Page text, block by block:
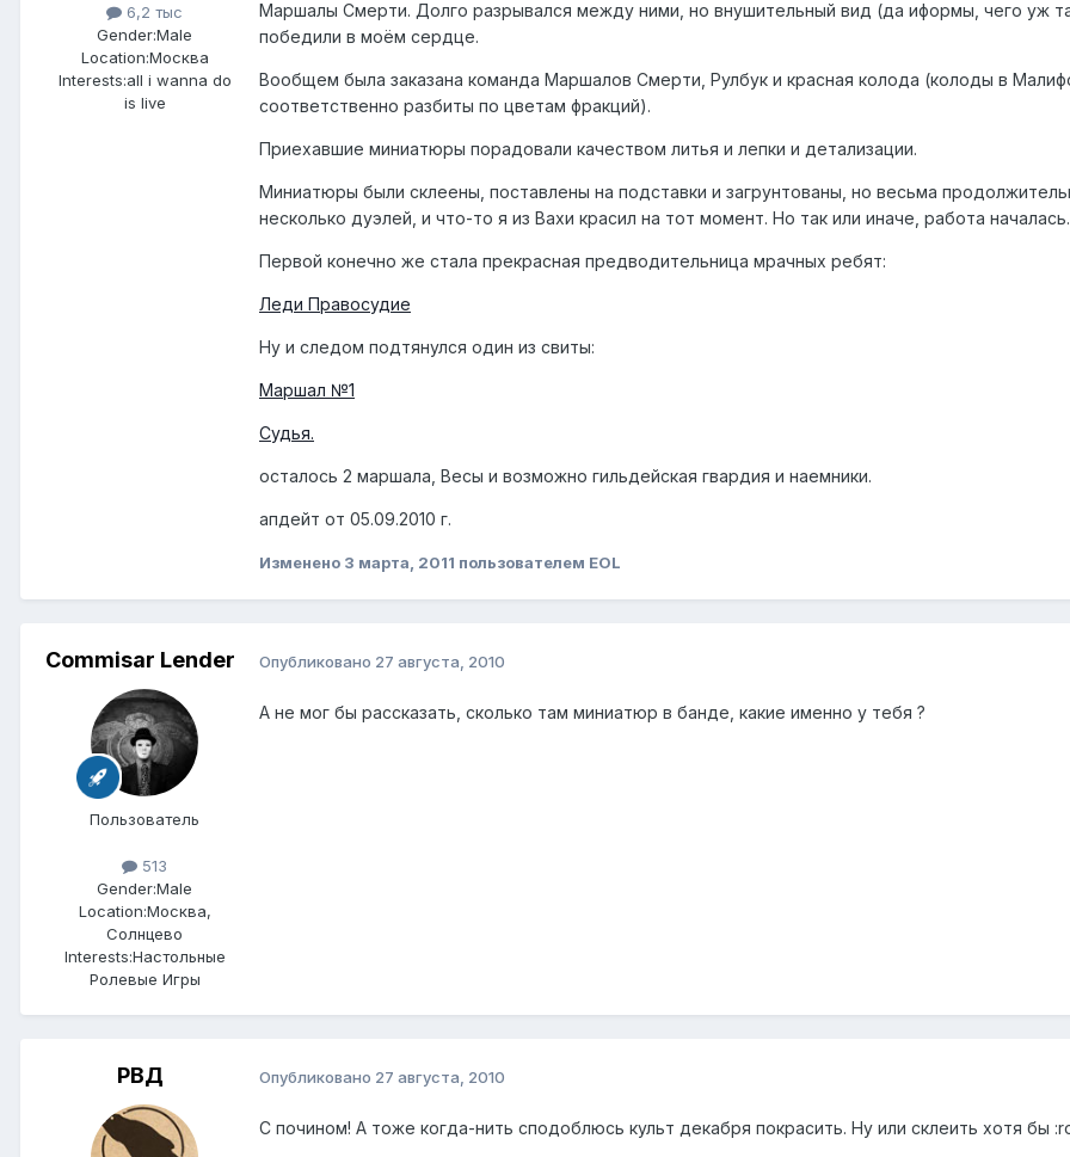
6,2 тыс
Gender:Male
Location:Москва
Interests:all i wanna do
is live
Маршалы Смерти. Долго разрывался между ними, но внушительный вид (да иформы, чего уж
победили в моём сердце.
Вообщем была заказана команда Маршалов Смерти, Рулбук и красная колода (колоды в
соответственно разбиты по цветам фракций).
Приехавшие миниатюры порадовали качеством литья и лепки и детализации.
Миниатюры были склеены, поставлены на подставки и загрунтованы, но весьма
несколько дуэлей, и что-то я из Вахи красил на тот момент. Но так или иначе, работа началась.
Первой конечно же стала прекрасная предводительница мрачных ребят:
Леди Правосудие
Ну и следом подтянулся один из свиты:
Маршал №1
Судья.
осталось 2 маршала, Весы и возможно гильдейская гвардия и наемники.
апдейт от 05.09.2010 г.
Изменено 3 марта, 2011 пользователем EOL
Commisar Lender
Пользователь
513
Gender:Male
Location:Москва,
Солнцево
Interests:Настольные
Ролевые Игры
Опубликовано 27 августа, 2010
А не мог бы рассказать, сколько там миниатюр в банде, какие именно у тебя ?
РВД Опубликовано 27 августа, 2010
С почином! А тоже когда-нить сподоблюсь культ декабря покрасить. Ну или склеить хотя бы